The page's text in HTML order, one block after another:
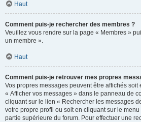
Haut
Comment puis-je rechercher des membres ?
Veuillez vous rendre sur la page « Membres »
un membre ».
Haut
Comment puis-je retrouver mes propres
Vos propres messages peuvent être affichés soit
« Afficher vos messages » dans le panneau de
cliquant sur le lien « Rechercher les messages
votre propre profil ou soit en cliquant sur le
partie supérieure du forum. Pour effectuer une